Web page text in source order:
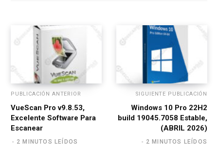
PUBLICACIÓN ANTERIOR
VueScan Pro v9.8.53,
Excelente Software Para
Escanear
2 MINUTOS LEÍDOS
SIGUIENTE PUBLICACIÓN
Windows 10 Pro 22H2
build 19045.7058 Estable,
(ABRIL 2026)
2 MINUTOS LEÍDOS